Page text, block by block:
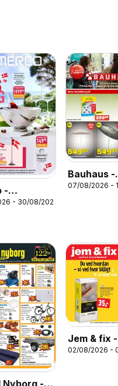
-
uge
- 30/08/2026
Bauhaus -
07/08/2026 -
Nyborg -
Jem & fix -
02/08/2026 -